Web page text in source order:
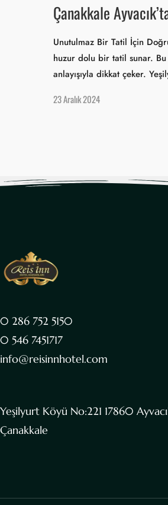
Çanakkale
Unutulmaz Bir Tatil İçin
huzur dolu bir tatil sunar.
anlayışıyla dikkat çeker.
23 Aralık 2024
0 286 752 5150
0 546 7451717
info@reisinnhotel.com
Yeşilyurt Köyü No:221 17860
Çanakkale